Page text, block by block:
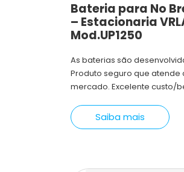
Bateria para No
– Estacionaria
Mod.UP1250
As baterias são
Produto seguro que atende
mercado. Excelente custo/
Saiba mais